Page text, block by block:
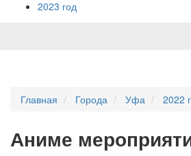
2023 год
Главная Города Уфа 2022
Аниме